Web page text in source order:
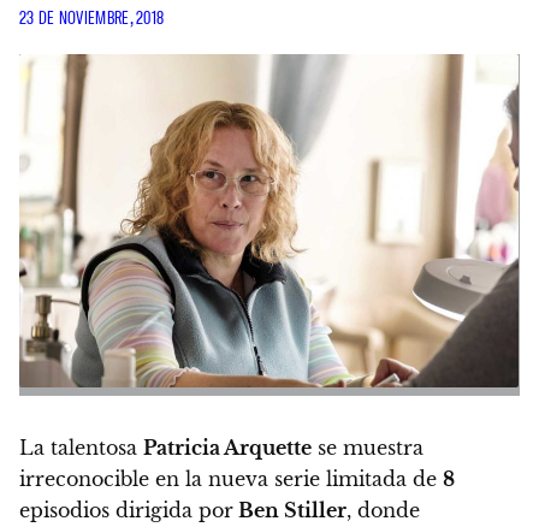
23 DE NOVIEMBRE, 2018
La talentosa Patricia Arquette se muestra
irreconocible en la nueva serie limitada de 8
episodios dirigida por Ben Stiller, donde